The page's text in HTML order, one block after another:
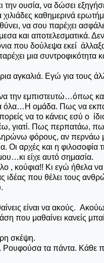
την ουσία, να δώσει
καθημερινά
να σου παρέχει
και αποτελεσματικά.
που δούλεψα εκεί
μια συντροφικότητα
αγκαλιά. Εγώ για τους
την εμπιστευτώ…όπως
όλα…Η ομάδα. Πως να
να το κάνεις εσύ ο
γιατί. Πως περπατάω,
φόρους, αν περνάω
αρχές και η φιλοσοφία
είχε αυτό σημασία.
, κούφια!! Κι εγώ ήθελα να
ιδέας που θέλει τους
είναι να ακούς.
που μαθαίνει κανείς
σκέψη.
Ρουφούσα τα πάντα. Κάθε